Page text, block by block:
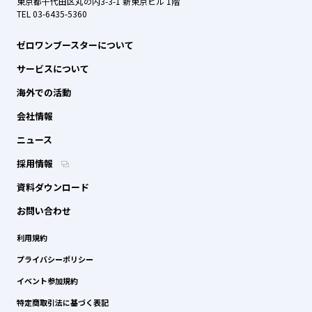
TEL 03-6435-5360
ゼロワンブースターについて
サービスについて
海外での活動
会社情報
ニュース
採用情報
資料ダウンロード
お問い合わせ
利用規約
プライバシーポリシー
イベント参加規約
特定商取引法に基づく表記